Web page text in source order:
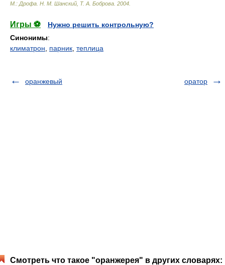
М.: Дрофа Н. М. Шанский, Т. А. Боброва 2004
Игры ⚽
Нужно решить контрольную?
Синонимы:
климатрон
парник теплица
оранжевый оратор
Смотреть что такое "оранжерея" в других словарях: